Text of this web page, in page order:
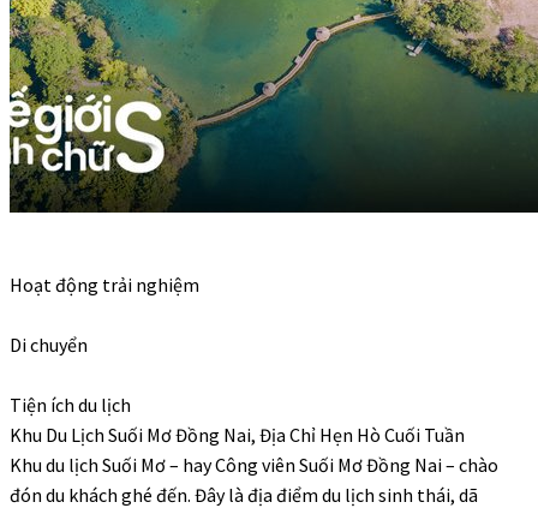
Hoạt động trải nghiệm
Di chuyển
Tiện ích du lịch
Khu Du Lịch Suối Mơ Đồng Nai, Địa Chỉ Hẹn Hò Cuối Tuần
Khu du lịch Suối Mơ – hay Công viên Suối Mơ Đồng Nai – chào
đón du khách ghé đến. Đây là địa điểm du lịch sinh thái, dã